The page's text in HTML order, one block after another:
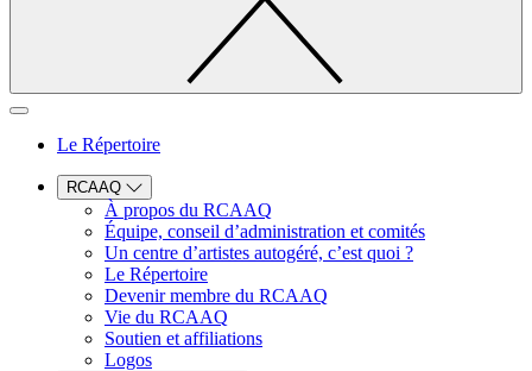
Le Répertoire
RCAAQ
À propos du RCAAQ
Équipe, conseil d’administration et comités
Un centre d’artistes autogéré, c’est quoi ?
Le Répertoire
Devenir membre du RCAAQ
Vie du RCAAQ
Soutien et affiliations
Logos